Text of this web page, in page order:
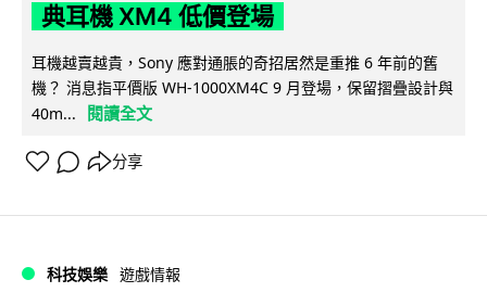
典耳機 XM4 低價登場
耳機越賣越貴，Sony 應對通脹的奇招居然是重推 6 年前的舊
機？ 消息指平價版 WH-1000XM4C 9 月登場，保留摺疊設計與
40m...
閱讀全文
分享
科技娛樂 遊戲情報